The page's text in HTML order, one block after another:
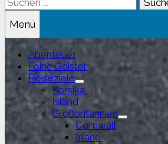
nach:
Menü
Abenteuer
Feine Geister
Reiseziele
Untermenü
anzeigen
Korsika
Island
Großbritannien
Untermenü
anzeigen
Cornwall
Irland